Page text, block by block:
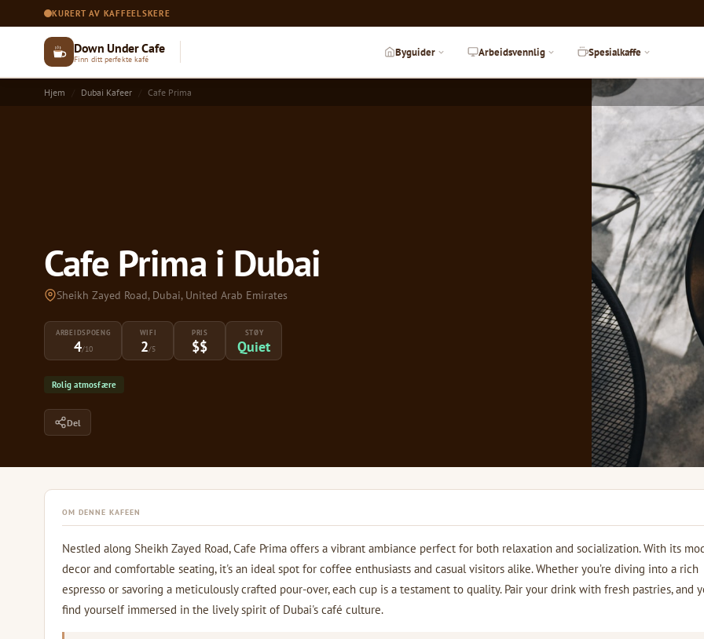
KURERT AV KAFFEELSKERE
Down Under Cafe
Finn ditt perfekte kafé Byguider Arbeidsvennlig Spesialkaffe
Hjem Dubai Kafeer Cafe Prima
Cafe Prima i Dubai
Sheikh Zayed Road, Dubai, United Arab Emirates
ARBEIDSPOENG
4/10
WIFI
2/5
PRIS
$$
STØY
Quiet
Rolig atmosfære
Del
OM DENNE KAFEEN
Nestled along Sheikh Zayed Road, Cafe Prima offers a vibrant ambiance perfect for both relaxation and socialization. With its
decor and comfortable seating, it's an ideal spot for coffee enthusiasts and casual visitors alike. Whether you’re diving into a rich
espresso or savoring a meticulously crafted pour-over, each cup is a testament to quality. Pair your drink with fresh pastries, and
find yourself immersed in the lively spirit of Dubai's café culture.